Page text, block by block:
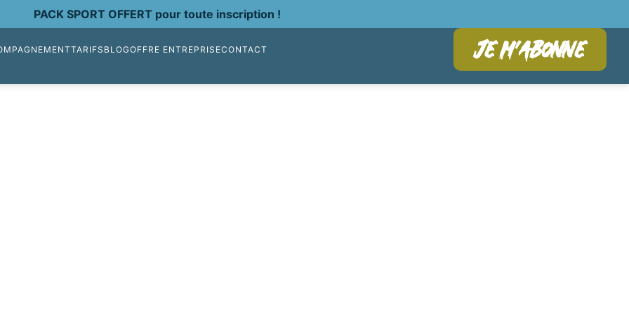
PACK SPORT OFFERT pour toute inscription !
TARIFS BLOGOFFRE ENTREPRISECONTACT Je m'abonne